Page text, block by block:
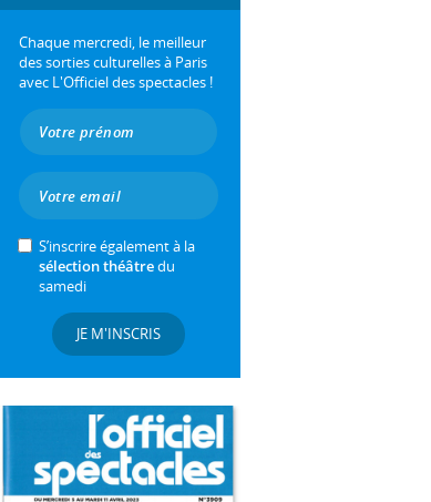
Chaque mercredi, le meilleur
des sorties culturelles à Paris
avec L'Officiel des spectacles !
S’inscrire également à la
sélection théâtredu
samedi
JE M'INSCRIS